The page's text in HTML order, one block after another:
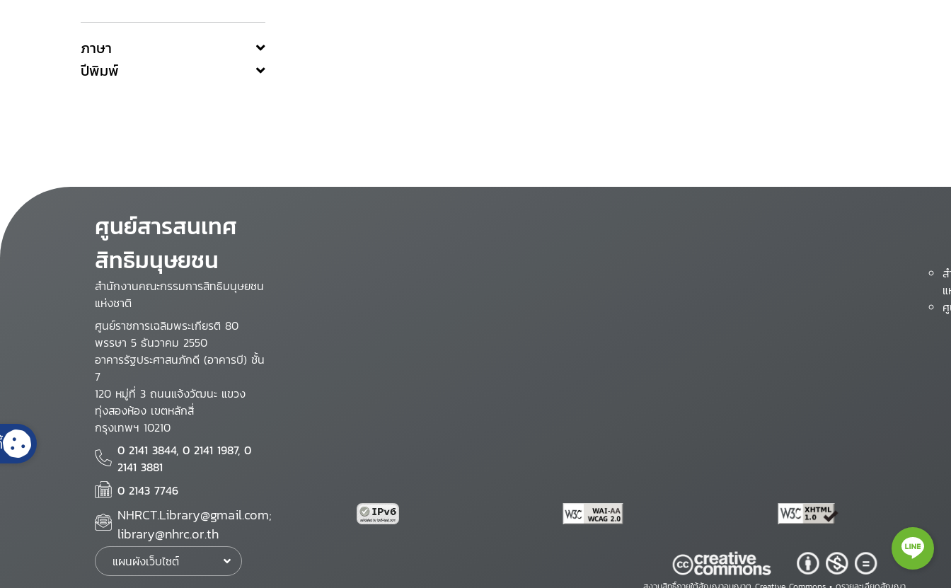
ภาษา
ปีพิมพ์
ศูนย์สารสนเทศ
สิทธิมนุษยชน
สำนักงานคณะกรรมการสิทธิมนุษยชน
แห่งชาติ
ศูนย์ราชการเฉลิมพระเกียรติ 80
พรรษา 5 ธันวาคม 2550
อาคารรัฐประศาสนภักดี (อาคารบี) ชั้น
7
120 หมู่ที่ 3 ถนนแจ้งวัฒนะ แขวง
ทุ่งสองห้อง เขตหลักสี่
กรุงเทพฯ 10210
0 2141 3844, 0 2141 1987, 0
2141 3881
0 2143 7746
NHRCT.Library@gmail.com;
library@nhrc.or.th
แผนผังเว็บไซต์